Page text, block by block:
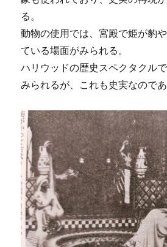
る。
動物の使用では、宮殿で姫が豹
ている場面がみられる。
ハリウッドの歴史スペクタクル
みられるが、これも史実なのであ